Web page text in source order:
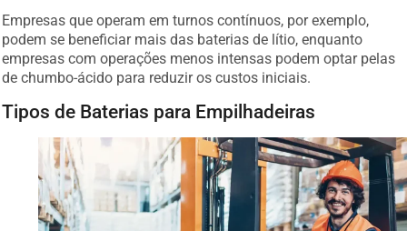
Empresas que operam em turnos contínuos, por exemplo,
podem se beneficiar mais das baterias de lítio, enquanto
empresas com operações menos intensas podem optar pelas
de chumbo-ácido para reduzir os custos iniciais.
Tipos de Baterias para Empilhadeiras